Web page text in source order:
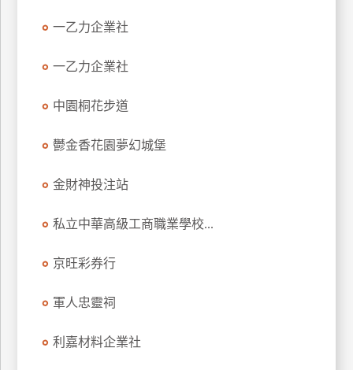
一乙力企業社
一乙力企業社
中園桐花步道
鬱金香花園夢幻城堡
金財神投注站
私立中華高級工商職業學校...
京旺彩券行
軍人忠靈祠
利嘉材料企業社